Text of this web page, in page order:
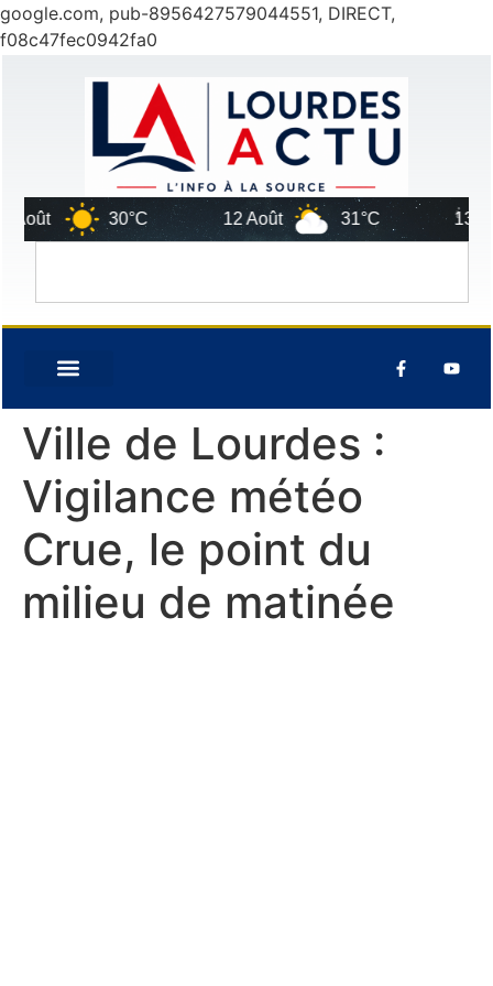
google.com, pub-8956427579044551, DIRECT,
f08c47fec0942fa0
30°C 12 Août 31°C 13
Ville de Lourdes :
Vigilance météo
Crue, le point du
milieu de matinée